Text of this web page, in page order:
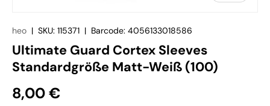
heo | SKU: 115371 | Barcode: 4056133018586
Ultimate Guard Cortex Sleeves
Standardgröße Matt-Weiß (100)
8,00 €